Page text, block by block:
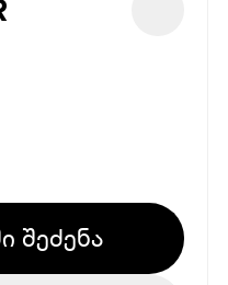
შეძენა